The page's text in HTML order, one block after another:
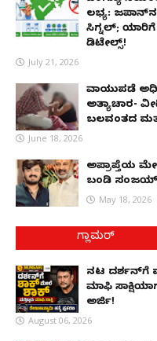
ಲಭ್ಯ: ಜಪಾನ್‌ನ
ಸಿಗ್ನಲ್; ಯಾರಿಗೆ
ಡಿಟೇಲ್ಸ್!
July 21, 2026
ವಾಯುಪಡೆ
ಅತ್ಯಾಚಾರ-
ಬಲವಂತದ
June 18, 2026
ಅಪ್ರಾಪ್ತೆಯ
ಬಂಡಿ ಸಂಜಯ್
May 18, 2026
ಗ್ಲಾಮರ್
ನಟ ದರ್ಶನ್‌ಗೆ
ಮಾಫಿ
ಅರ್ಜಿ!
August 06, 2026